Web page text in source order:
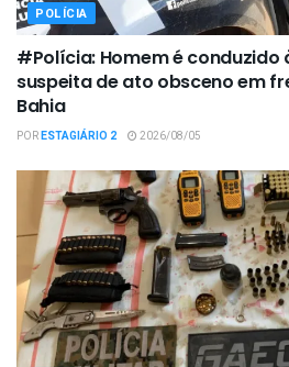
POLÍCIA
#Polícia: Homem é conduzido
suspeita de ato obsceno em
Bahia
PORESTAGIÁRIO 2 2026/08/05